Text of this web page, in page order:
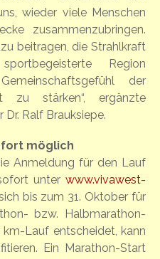
wieder viele Menschen
zusammenzubringen.
beitragen, die Strahlkraft
Region
der
stärken“, ergänzte
Ralf Brauksiepe.
möglich
Anmeldung für den Lauf
unter www.vivawest-
bis zum 31. Oktober für
bzw. Halbmarathon-
Lauf entscheidet, kann
Ein Marathon-Start